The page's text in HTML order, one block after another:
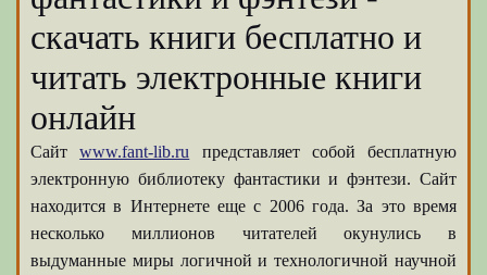
скачать книги бесплатно и
читать электронные книги
онлайн
Сайтwww.fant-lib.ru представляет собой бесплатную
электронную библиотеку фантастики и фэнтези. Сайт
находится в Интернете еще с 2006 года. За это время
несколько миллионов читателей окунулись в
выдуманные миры логичной и технологичной научной